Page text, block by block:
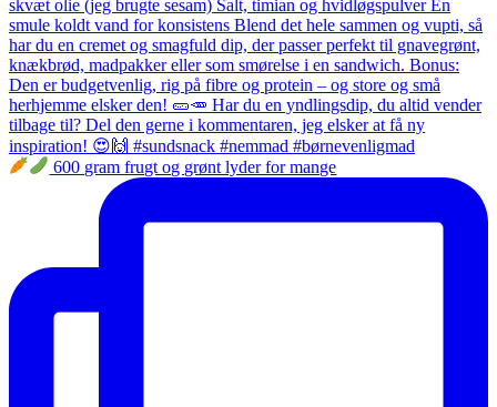
600 gram frugt og grønt lyder for mange